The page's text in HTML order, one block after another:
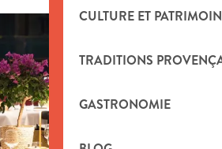
CULTURE ET
TRADITIONS
GASTRONOMIE